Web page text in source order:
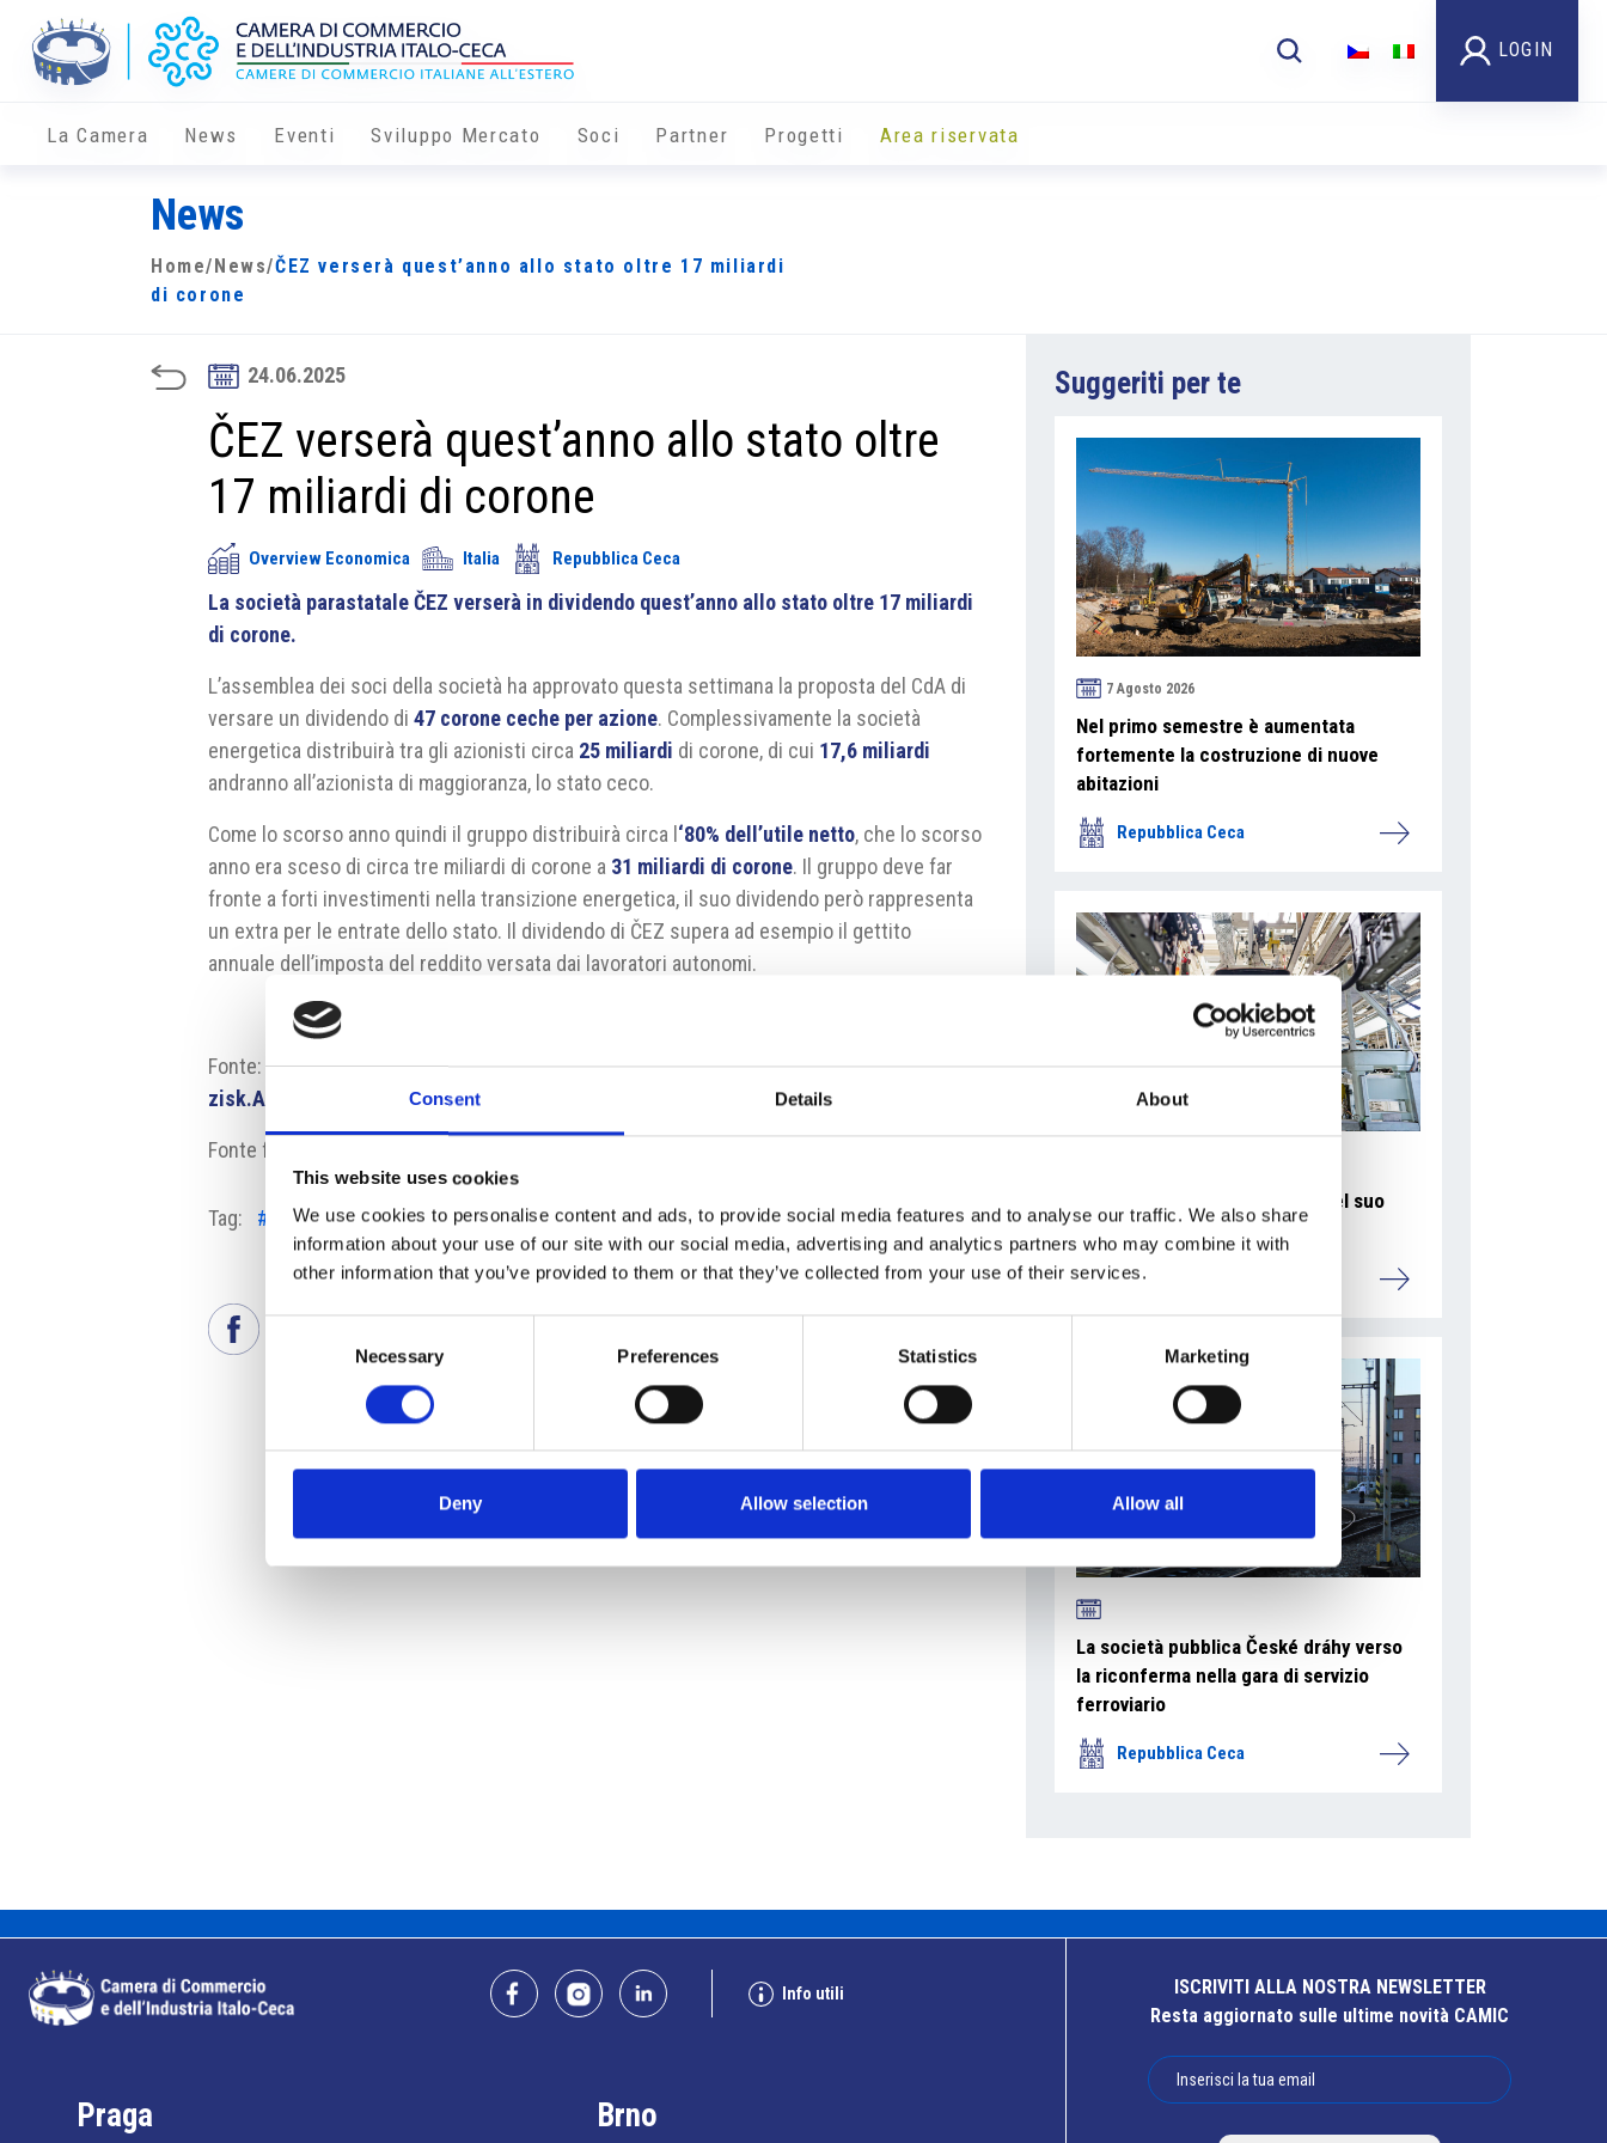
Consent Details About
This website uses cookies
We use cookies to personalise content and ads, to provide social media features and to analyse our traffic. We also share
information about your use of our site with our social media, advertising and analytics partners who may combine it with
other information that you’ve provided to them or that they’ve collected from your use of their services.
Necessary Preferences Statistics Marketing
Deny Allow selection Allow all
LOGIN
La Camera News Eventi Sviluppo Mercato Soci Partner Progetti Area riservata
News
Home/ News/ČEZ verserà quest’anno allo stato oltre 17 miliardi
di corone
24.06.2025
ČEZ verserà quest’anno allo stato oltre
17 miliardi di corone
Overview Economica Italia Repubblica Ceca
La società parastatale ČEZ verserà in dividendo quest’anno allo stato oltre 17 miliardi
di corone.
L’assemblea dei soci della società ha approvato questa settimana la proposta del CdA di
versare un dividendo di47 corone ceche per azione. Complessivamente la società
energetica distribuirà tra gli azionisti circa 25 miliardi di corone, di cui 17,6 miliardi
andranno all’azionista di maggioranza, lo stato ceco.
Come lo scorso anno quindi il gruppo distribuirà circa l ‘80% dell’utile netto, che lo scorso
anno era sceso di circa tre miliardi di corone a 31 miliardi di corone. Il gruppo deve far
fronte a forti investimenti nella transizione energetica, il suo dividendo però rappresenta
un extra per le entrate dello stato. Il dividendo di ČEZ supera ad esempio il gettito
annuale dell’imposta del reddito versata dai lavoratori autonomi.
Fonte:https://www.idnes.cz/ekonomika/podniky/cez-dividenda-
zisk.A250623_195050_ekoakcie_ven
Fonte fotografia: ČEZ
Tag: #ČEZ #Dividendi #Energia Repubblica Ceca #finanze pubbliche
Suggeriti per te
7 Agosto 2026
Nel primo semestre è aumentata
fortemente la costruzione di nuove
abitazioni
Repubblica Ceca
La Škoda avvia la produzione del suo
SUV Peaq
Repubblica Ceca
La società pubblica České dráhy verso
la riconferma nella gara di servizio
ferroviario
Repubblica Ceca
Info utili
Praga Brno
ISCRIVITI ALLA NOSTRA NEWSLETTER
Resta aggiornato sulle ultime novità CAMIC